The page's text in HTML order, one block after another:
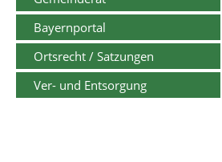
Bayernportal
Ortsrecht / Satzungen
Ver- und Entsorgung